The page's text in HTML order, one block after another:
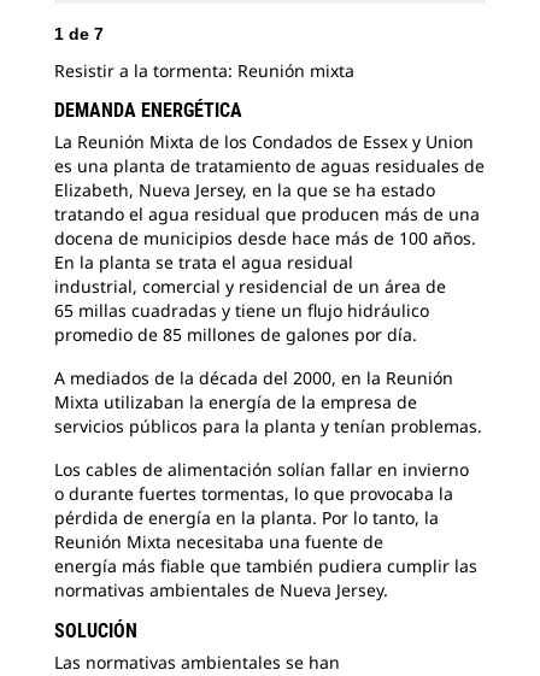
1 de 7
Resistir a la tormenta: Reunión mixta
DEMANDA ENERGÉTICA
La Reunión Mixta de los Condados de Essex y Union
es una planta de tratamiento de aguas residuales de
Elizabeth, Nueva Jersey, en la que se ha estado
tratando el agua residual que producen más de una
docena de municipios desde hace más de 100 años.
En la planta se trata el agua residual
industrial, comercial y residencial de un área de
65 millas cuadradas y tiene un flujo hidráulico
promedio de 85 millones de galones por día.
A mediados de la década del 2000, en la Reunión
Mixta utilizaban la energía de la empresa de
servicios públicos para la planta y tenían problemas.
Los cables de alimentación solían fallar en invierno
o durante fuertes tormentas, lo que provocaba la
pérdida de energía en la planta. Por lo tanto, la
Reunión Mixta necesitaba una fuente de
energía más fiable que también pudiera cumplir las
normativas ambientales de Nueva Jersey.
SOLUCIÓN
Las normativas ambientales se han